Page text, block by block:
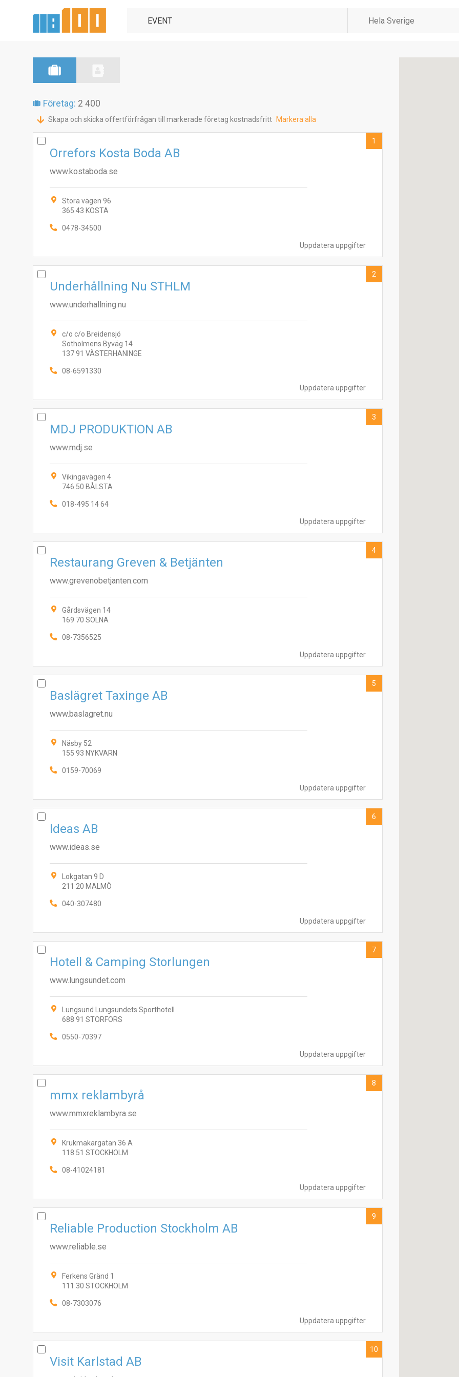
Företag: 2 400
Skapa och skicka offertförfrågan till markerade företag kostnadsfritt Markera alla
Uppdatera uppgifter
Orrefors Kosta Boda AB
www.kostaboda.se
Stora vägen 96
365 43 KOSTA
0478-34500
1
Uppdatera uppgifter
Underhållning Nu STHLM
www.underhallning.nu
c/o c/o Breidensjö
Sotholmens Byväg 14
137 91 VÄSTERHANINGE
08-6591330
2
Uppdatera uppgifter
MDJ PRODUKTION AB
www.mdj.se
Vikingavägen 4
746 50 BÅLSTA
018-495 14 64
3
Uppdatera uppgifter
Restaurang Greven & Betjänten
www.grevenobetjanten.com
Gårdsvägen 14
169 70 SOLNA
08-7356525
4
Uppdatera uppgifter
Baslägret Taxinge AB
www.baslagret.nu
Näsby 52
155 93 NYKVARN
0159-70069
5
Uppdatera uppgifter
Ideas AB
www.ideas.se
Lokgatan 9 D
211 20 MALMÖ
040-307480
6
Uppdatera uppgifter
Hotell & Camping Storlungen
www.lungsundet.com
Lungsund Lungsundets Sporthotell
688 91 STORFORS
0550-70397
7
Uppdatera uppgifter
mmx reklambyrå
www.mmxreklambyra.se
Krukmakargatan 36 A
118 51 STOCKHOLM
08-41024181
8
Uppdatera uppgifter
Reliable Production Stockholm AB
www.reliable.se
Ferkens Gränd 1
111 30 STOCKHOLM
08-7303076
9
Visit Karlstad AB
10